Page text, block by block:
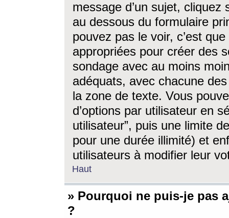
message d’un sujet, cliquez
au dessous du formulaire
pouvez pas le voir, c’est
appropriées pour créer des
sondage avec au moins
adéquats, avec chacune
la zone de texte. Vous
d’options par utilisateur en
utilisateur”, puis une limite
pour une durée illimité) et
utilisateurs à modifier leur
Haut
» Pourquoi ne puis-je pas
?